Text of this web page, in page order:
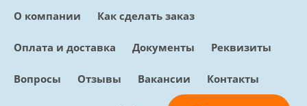
О компании Как сделать заказ
Оплата и доставка Документы Реквизиты
Вопросы Отзывы Вакансии Контакты